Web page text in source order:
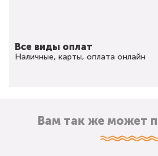
Все виды оплат
Наличные, карты, оплата онлайн
Вам так же может